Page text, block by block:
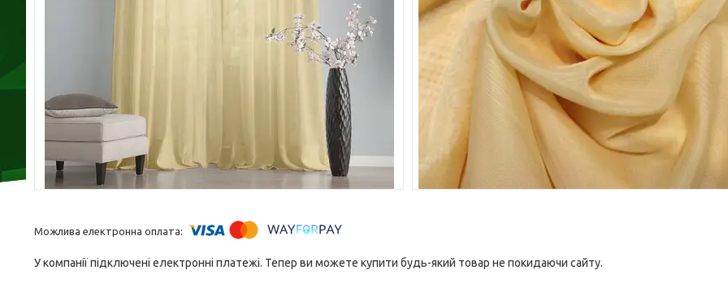
У компанії підключені електронні платежі. Тепер ви можете купити будь-який товар не покидаючи сайту.